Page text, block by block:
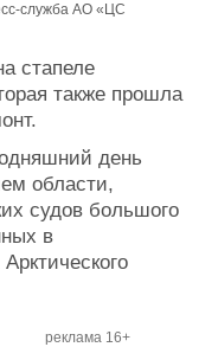
служба АО «ЦС
стапеле
также прошла
день
области,
судов большого
в
реклама 16+